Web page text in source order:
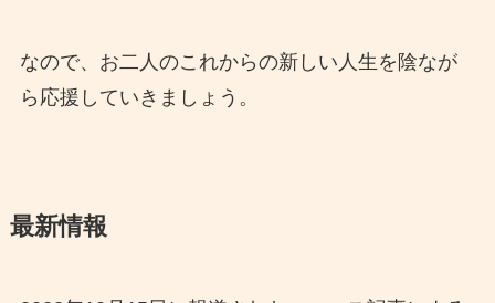
なので、お二人のこれからの新しい人生を陰なが
ら応援していきましょう。
最新情報